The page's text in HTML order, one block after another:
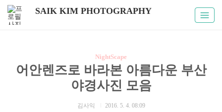
SAIK KIM PHOTOGRAPHY
NightScape
어안렌즈로 바라본 아름다운 부산
야경사진 모음
김사익
2016. 5. 4. 08:09